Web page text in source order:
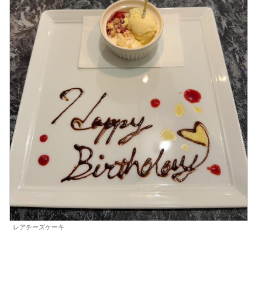
レアチーズケーキ